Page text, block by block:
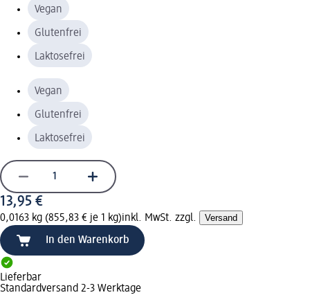
Vegan
Glutenfrei
Laktosefrei
Vegan
Glutenfrei
Laktosefrei
13,95 €
0,0163 kg (855,83 € je 1 kg)inkl. MwSt. zzgl. Versand
In den Warenkorb
Lieferbar
Standardversand 2-3 Werktage